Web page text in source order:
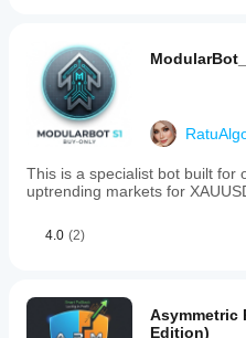
or
the
indicator
can
be
used
as
an
chart
visual
external
connectivity.
This is a specialist bot built for
uptrending markets for
4.0 (2)
Asymmetric
Edition)